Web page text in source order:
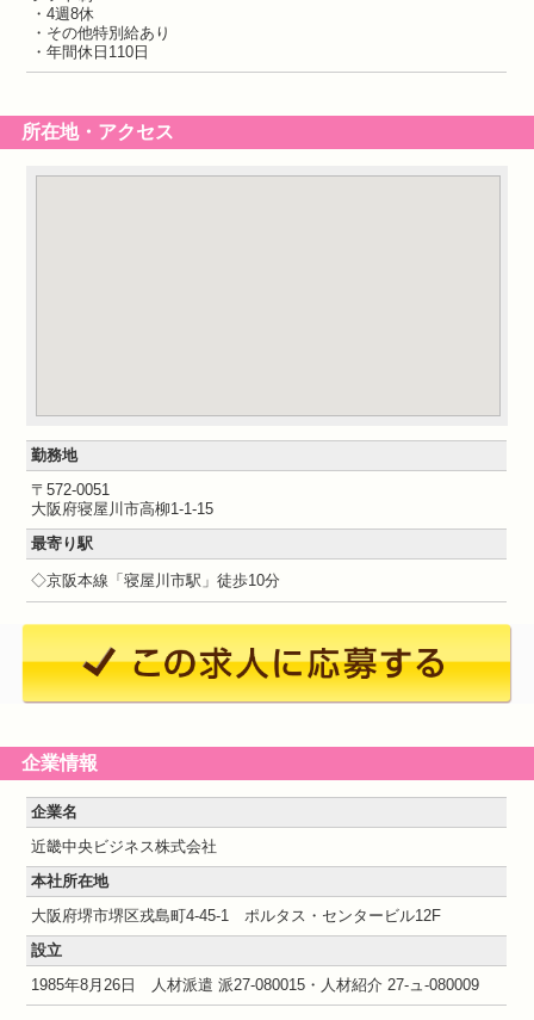
・4週8休
・その他特別給あり
・年間休日110日
所在地・アクセス
勤務地
〒572-0051
大阪府寝屋川市高柳1-1-15
最寄り駅
◇京阪本線「寝屋川市駅」徒歩10分
企業情報
企業名
近畿中央ビジネス株式会社
本社所在地
大阪府堺市堺区戎島町4-45-1 ポルタス・センタービル12F
設立
1985年8月26日 人材派遣 派27-080015・人材紹介 27-ュ-080009